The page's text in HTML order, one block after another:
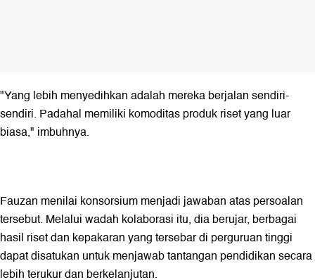
"Yang lebih menyedihkan adalah mereka berjalan sendiri-
sendiri. Padahal memiliki komoditas produk riset yang luar
biasa," imbuhnya.
Fauzan menilai konsorsium menjadi jawaban atas persoalan
tersebut. Melalui wadah kolaborasi itu, dia berujar, berbagai
hasil riset dan kepakaran yang tersebar di perguruan tinggi
dapat disatukan untuk menjawab tantangan pendidikan secara
lebih terukur dan berkelanjutan.